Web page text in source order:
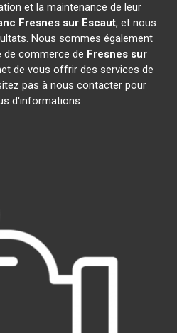
et la maintenance de leur
Fresnes sur Escaut, et nous
Nous sommes également
de commerce de Fresnes sur
de vous offrir des services de
pas à nous contacter pour
d'informations